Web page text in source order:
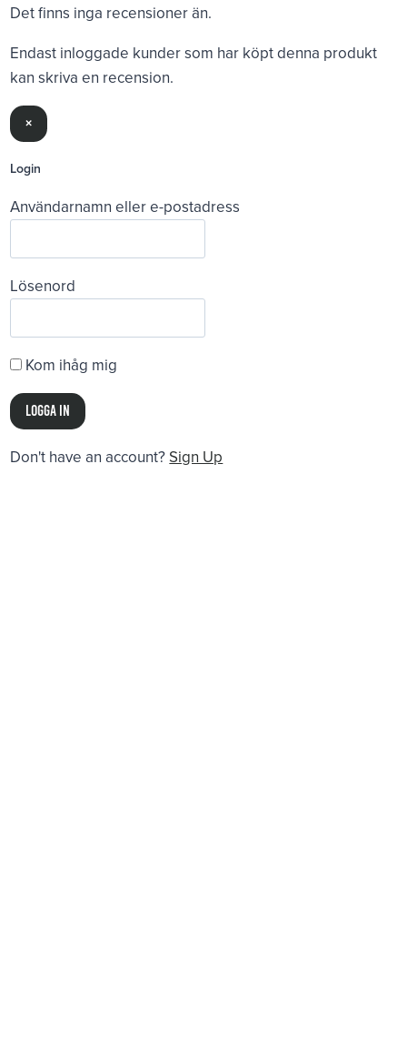
Det finns inga recensioner än.
Endast inloggade kunder som har köpt denna produkt
kan skriva en recension.
×
Login
Användarnamn eller e-postadress
Lösenord
Kom ihåg mig
Don't have an account? Sign Up